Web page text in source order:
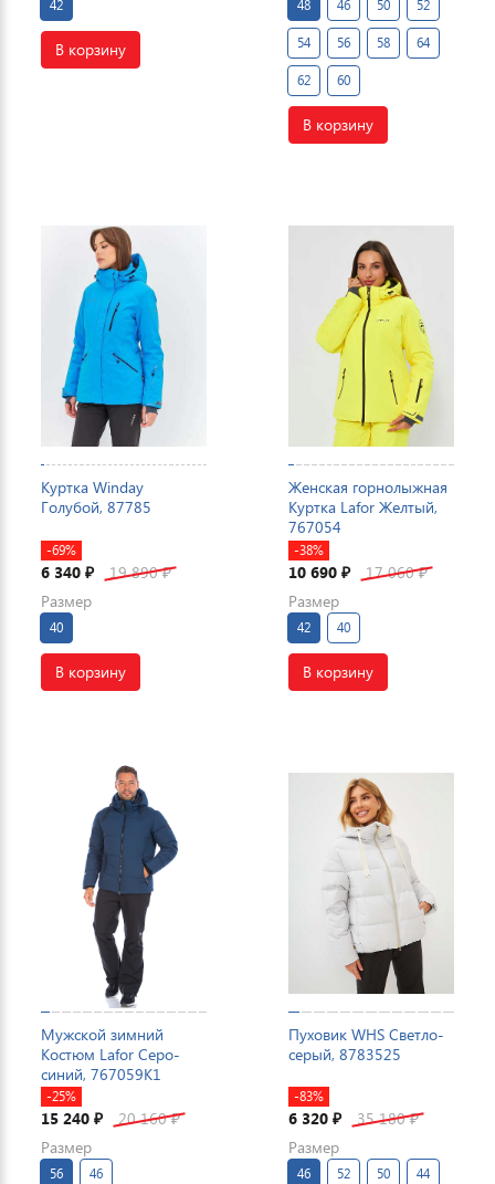
42
В корзину
48 46 50 52
54 56 58 64
62 60
В корзину
Куртка Winday
Голубой, 87785
-69%
6 340 ₽ 19 890₽
Размер
40
В корзину
Женская горнолыжная
Куртка Lafor Желтый,
767054
-38%
10 690 ₽ 17 060₽
Размер
42 40
В корзину
Мужской зимний
Костюм Lafor Серо-
синий, 767059K1
-25%
15 240 ₽ 20 160₽
Размер
56 46
Пуховик WHS Светло-
серый, 8783525
-83%
6 320 ₽ 35 180₽
Размер
46 52 50 44